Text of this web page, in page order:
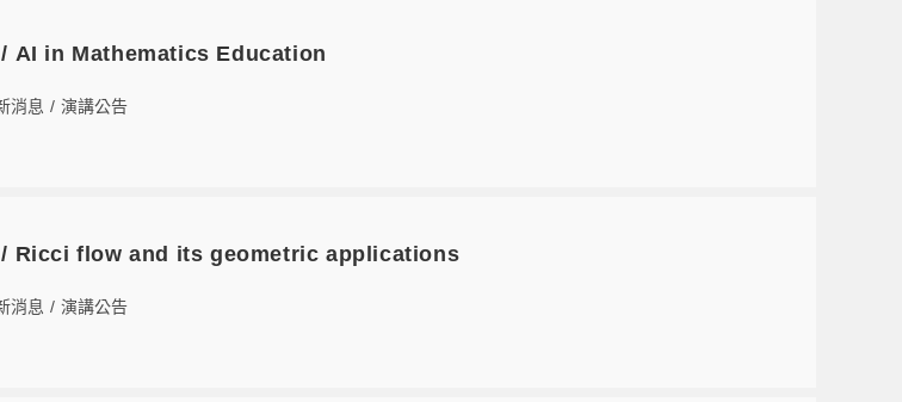
/ AI in Mathematics Education
消息 / 演講公告
/ Ricci flow and its geometric applications
消息 / 演講公告